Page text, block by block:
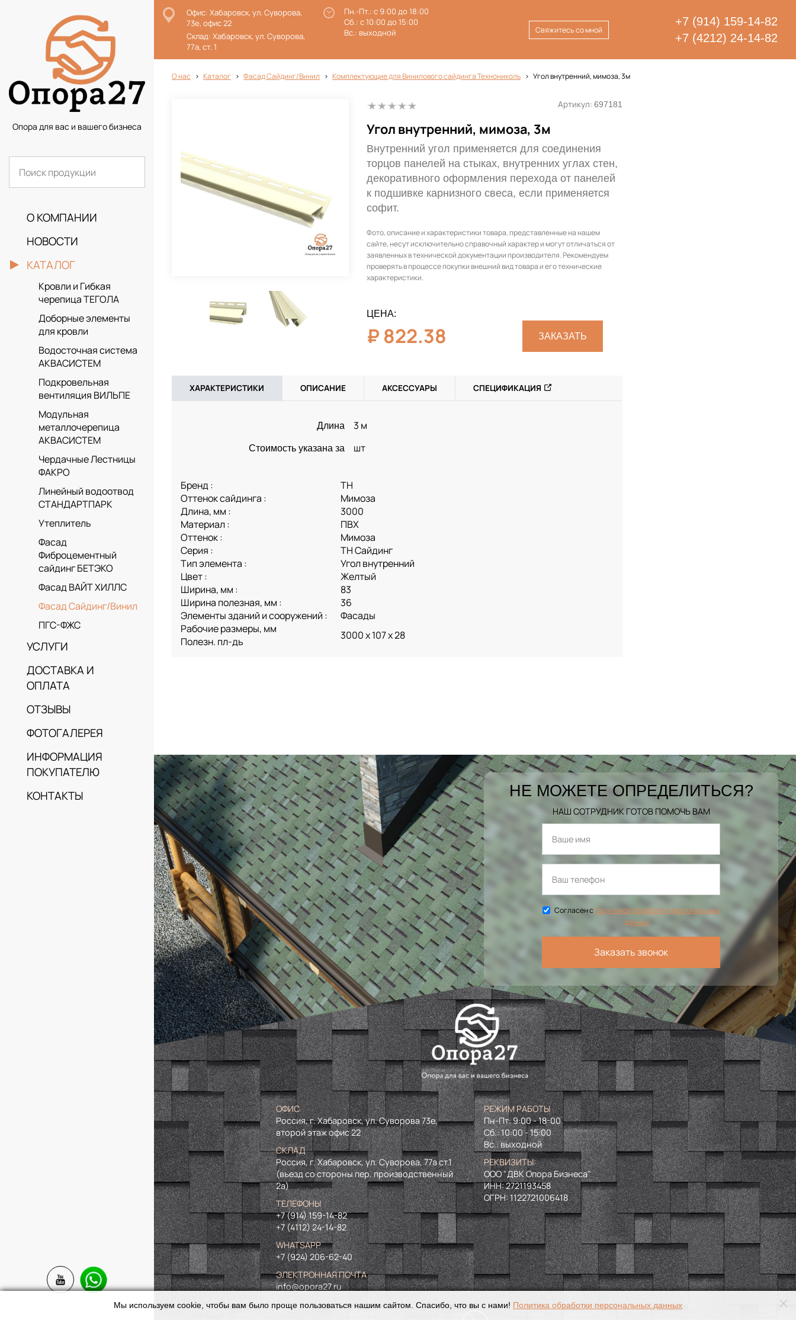
Опора для вас и вашего бизнеса
О КОМПАНИИ
НОВОСТИ
КАТАЛОГ
Кровли и Гибкая
черепица ТЕГОЛА
Доборные элементы
для кровли
Водосточная система
АКВАСИСТЕМ
Подкровельная
вентиляция ВИЛЬПЕ
Модульная
металлочерепица
АКВАСИСТЕМ
Чердачные Лестницы
ФАКРО
Линейный водоотвод
СТАНДАРТПАРК
Утеплитель
Фасад
Фиброцементный
сайдинг БЕТЭКО
Фасад ВАЙТ ХИЛЛС
Фасад Сайдинг/Винил
ПГС-ФЖС
УСЛУГИ
ДОСТАВКА И
ОПЛАТА
ОТЗЫВЫ
ФОТОГАЛЕРЕЯ
ИНФОРМАЦИЯ
ПОКУПАТЕЛЮ
КОНТАКТЫ
Офис: Хабаровск, ул. Суворова,
73е, офис 22
Склад: Хабаровск, ул. Суворова,
77а, ст. 1
Пн.-Пт.: с 9:00 до 18:00
Сб.: с 10:00 до 15:00
Вс.: выходной
+7 (914) 159-14-82
+7 (4212) 24-14-82
Свяжитесь со мной
О нас Каталог Фасад Сайдинг/Винил Комплектующие для Винилового сайдинга Технониколь Угол внутренний, мимоза, 3м
Артикул: 697181
Угол внутренний, мимоза, 3м
Внутренний угол применяется для соединения
торцов панелей на стыках, внутренних углах стен,
декоративного оформления перехода от панелей
к подшивке карнизного свеса, если применяется
софит.
Фото, описание и характеристики товара, представленные на нашем
сайте, несут исключительно справочный характер и могут отличаться от
заявленных в технической документации производителя. Рекомендуем
проверять в процессе покупки внешний вид товара и его технические
характеристики.
ЦЕНА:
₽ 822.38 ЗАКАЗАТЬ
ХАРАКТЕРИСТИКИ ОПИСАНИЕ АКСЕССУАРЫ СПЕЦИФИКАЦИЯ
Длина 3 м
Стоимость указана за шт
Бренд :
ТН
Оттенок сайдинга :
Мимоза
Длина, мм :
3000
Материал :
ПВХ
Оттенок :
Мимоза
Серия :
ТН Сайдинг
Тип элемента :
Угол внутренний
Цвет :
Желтый
Ширина, мм :
83
Ширина полезная, мм :
36
Элементы зданий и сооружений :
Фасады
Рабочие размеры, мм
Полезн. пл-дь
3000 х 107 х 28
НЕ МОЖЕТЕ ОПРЕДЕЛИТЬСЯ?
НАШ СОТРУДНИК ГОТОВ ПОМОЧЬ ВАМ
Согласен сПолитикой обработки персональных
данных
Заказать звонок
ОФИС
Россия, г. Хабаровск, ул. Суворова 73е,
второй этаж офис 22
СКЛАД
Россия, г. Хабаровск, ул. Суворова, 77а ст.1
(въезд со стороны пер. производственный
2а)
ТЕЛЕФОНЫ
+7 (914) 159-14-82
+7 (4112) 24-14-82
WHATSAPP
+7 (924) 206-62-40
ЭЛЕКТРОННАЯ ПОЧТА
info@opora27.ru
РЕЖИМ РАБОТЫ
Пн-Пт: 9:00 - 18-00
Сб.: 10:00 - 15:00
Вс.: выходной
РЕКВИЗИТЫ:
ООО "ДВК Опора Бизнеса"
ИНН:2721193458
ОГРН:1122721006418
Мы используем cookie, чтобы вам было проще пользоваться нашим сайтом. Спасибо, что вы с нами! Политика обработки персональных данных